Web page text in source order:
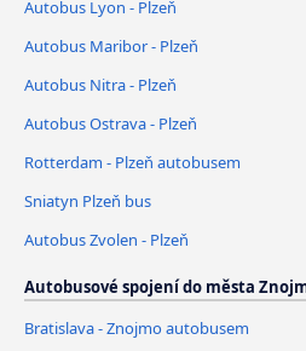
Autobus Lyon - Plzeň
Autobus Maribor - Plzeň
Autobus Nitra - Plzeň
Autobus Ostrava - Plzeň
Rotterdam - Plzeň autobusem
Sniatyn Plzeň bus
Autobus Zvolen - Plzeň
Autobusové spojení do města
Bratislava - Znojmo autobusem